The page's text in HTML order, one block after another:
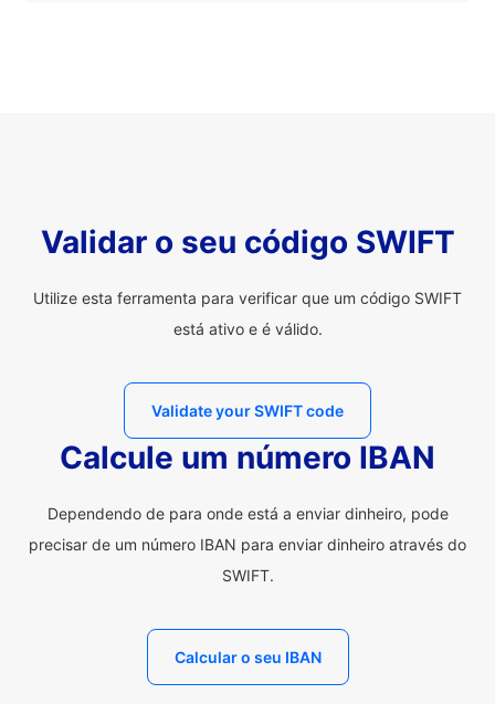
Validar o seu código SWIFT
Utilize esta ferramenta para verificar que um código SWIFT
está ativo e é válido.
Validate your SWIFT code
Calcule um número IBAN
Dependendo de para onde está a enviar dinheiro, pode
precisar de um número IBAN para enviar dinheiro através do
SWIFT.
Calcular o seu IBAN